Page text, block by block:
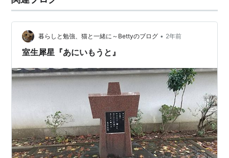
暮らしと勉強、猫と一緒に～Bettyのブログ • 2年前
室生犀星『あにいもうと』